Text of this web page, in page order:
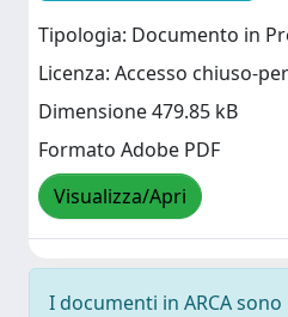
Tipologia: Documento in
Licenza: Accesso chiuso-
Dimensione 479.85 kB
Formato Adobe PDF
Visualizza/Apri
I documenti in ARCA